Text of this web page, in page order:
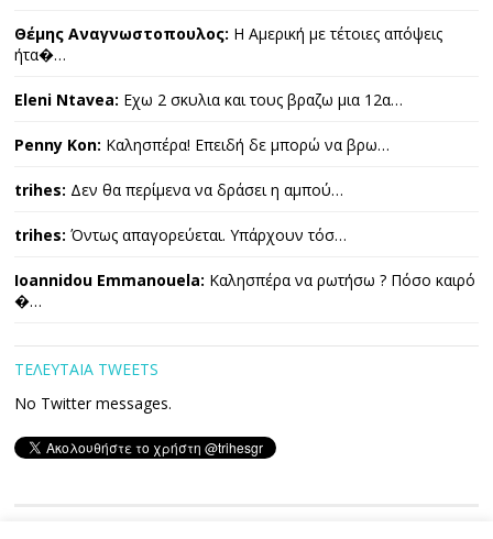
Θέμης Αναγνωστοπουλος: Η Αμερική με τέτοιες απόψεις
ήτα�…
Eleni Ntavea: Εχω 2 σκυλια και τους βραζω μια 12α…
Penny Kon: Καλησπέρα! Επειδή δε μπορώ να βρω…
trihes: Δεν θα περίμενα να δράσει η αμπού…
trihes: Όντως απαγορεύεται. Υπάρχουν τόσ…
Ioannidou Emmanouela: Καλησπέρα να ρωτήσω ? Πόσο καιρό
�…
ΤΕΛΕΥΤΑΙΑ TWEETS
No Twitter messages.